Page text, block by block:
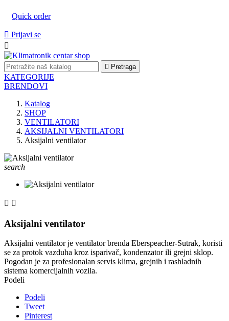
Quick order
 Prijavi se

 Pretraga
KATEGORIJE
BRENDOVI
Katalog
SHOP
VENTILATORI
AKSIJALNI VENTILATORI
Aksijalni ventilator
search
 
Aksijalni ventilator
Aksijalni ventilator je ventilator brenda Eberspeacher-Sutrak, koristi
se za protok vazduha kroz isparivač, kondenzator ili grejni sklop.
Pogodan je za profesionalan servis klima, grejnih i rashladnih
sistema komercijalnih vozila.
Podeli
Podeli
Tweet
Pinterest